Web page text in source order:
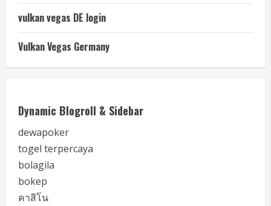
vulkan vegas DE login
Vulkan Vegas Germany
Dynamic Blogroll & Sidebar
dewapoker
togel terpercaya
bolagila
bokep
คาสิโน